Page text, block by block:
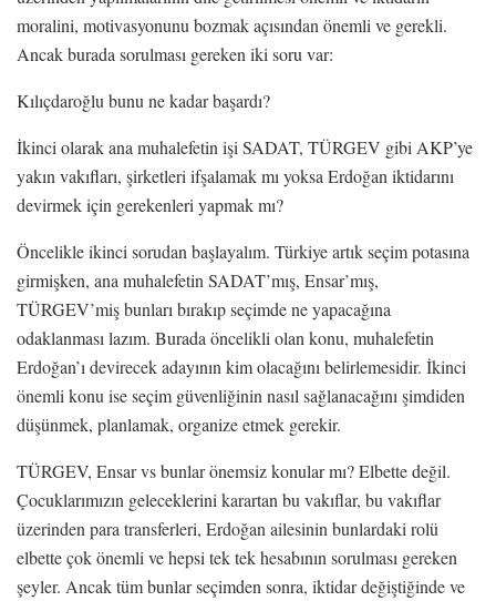
moralini, motivasyonunu bozmak açısından önemli ve gerekli.
Ancak burada sorulması gereken iki soru var:
Kılıçdaroğlu bunu ne kadar başardı?
İkinci olarak ana muhalefetin işi SADAT, TÜRGEV gibi AKP’ye
yakın vakıfları, şirketleri ifşalamak mı yoksa Erdoğan iktidarını
devirmek için gerekenleri yapmak mı?
Öncelikle ikinci sorudan başlayalım. Türkiye artık seçim potasına
girmişken, ana muhalefetin SADAT’mış, Ensar’mış,
TÜRGEV’miş bunları bırakıp seçimde ne yapacağına
odaklanması lazım. Burada öncelikli olan konu, muhalefetin
Erdoğan’ı devirecek adayının kim olacağını belirlemesidir. İkinci
önemli konu ise seçim güvenliğinin nasıl sağlanacağını şimdiden
düşünmek, planlamak, organize etmek gerekir.
TÜRGEV, Ensar vs bunlar önemsiz konular mı? Elbette değil.
Çocuklarımızın geleceklerini karartan bu vakıflar, bu vakıflar
üzerinden para transferleri, Erdoğan ailesinin bunlardaki rolü
elbette çok önemli ve hepsi tek tek hesabının sorulması gereken
şeyler. Ancak tüm bunlar seçimden sonra, iktidar değiştiğinde ve